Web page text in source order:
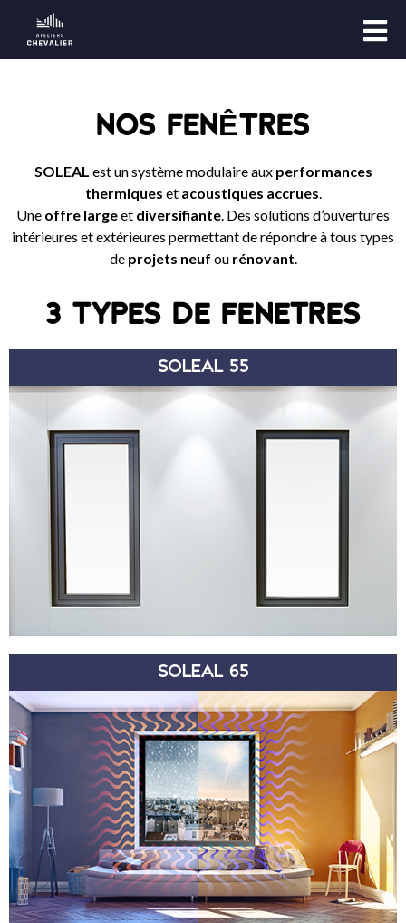
NOS FENÊTRES
SOLEAL est un système modulaire aux performances
thermiques et acoustiques accrues.
Une offre largeet diversifiante. Des solutions d’ouvertures
intérieures et extérieures permettant de répondre à tous types
de projets neuf ou rénovant.
3 TYPES DE FENETRES
SOLEAL 55
SOLEAL 65